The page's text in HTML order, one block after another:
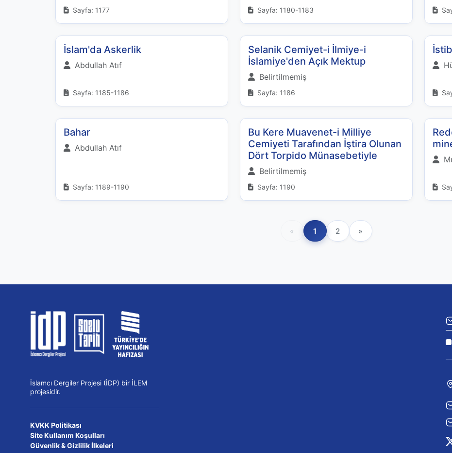
Sayfa: 1177 Sayfa: 1180-1183
İslam'da Askerlik
Abdullah Atıf
Sayfa: 1185-1186
Selanik Cemiyet-i İlmiye-i
İslamiye'den Açık Mektup
Belirtilmemiş
Sayfa: 1186
Bahar
Abdullah Atıf
Sayfa: 1189-1190
Bu Kere Muavenet-i Milliye
Cemiyeti Tarafından İştira Olunan
Dört Torpido Münasebetiyle
Belirtilmemiş
Sayfa: 1190
« 1 2 »
İslamcı Dergiler Projesi (İDP) bir İLEM
projesidir.
KVKK Politikası
Site Kullanım Koşulları
Güvenlik & Gizlilik İlkeleri